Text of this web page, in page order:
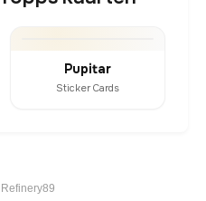
Pupitar
Sticker Cards